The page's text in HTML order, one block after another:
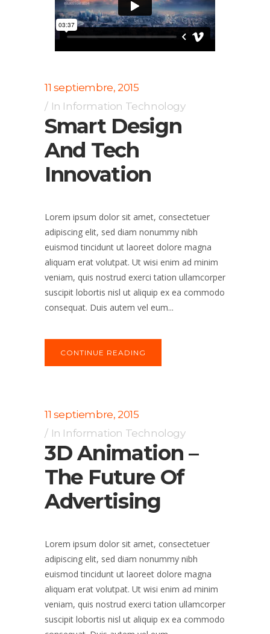
11 septiembre, 2015
In Information Technology
Smart Design
And Tech
Innovation
Lorem ipsum dolor sit amet, consectetuer
adipiscing elit, sed diam nonummy nibh
euismod tincidunt ut laoreet dolore magna
aliquam erat volutpat. Ut wisi enim ad minim
veniam, quis nostrud exerci tation ullamcorper
suscipit lobortis nisl ut aliquip ex ea commodo
consequat. Duis autem vel eum...
CONTINUE READING
11 septiembre, 2015
In Information Technology
3D Animation –
The Future Of
Advertising
Lorem ipsum dolor sit amet, consectetuer
adipiscing elit, sed diam nonummy nibh
euismod tincidunt ut laoreet dolore magna
aliquam erat volutpat. Ut wisi enim ad minim
veniam, quis nostrud exerci tation ullamcorper
suscipit lobortis nisl ut aliquip ex ea commodo